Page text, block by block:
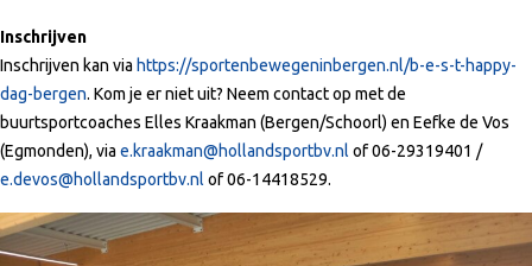
Inschrijven
Inschrijven kan via https://sportenbewegeninbergen.nl/b-e-s-t-happy-
dag-bergen. Kom je er niet uit? Neem contact op met de
buurtsportcoaches Elles Kraakman (Bergen/Schoorl) en Eefke de Vos
(Egmonden), via e.kraakman@hollandsportbv.nl of 06-29319401 /
e.devos@hollandsportbv.nl of 06-14418529.